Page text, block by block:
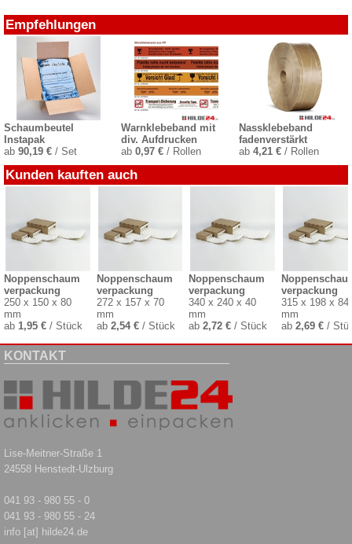
Empfehlungen
Schaumbeutel
Instapak
ab 90,19 € / Set
Warnklebeband mit
div. Aufdrucken
ab0,97 € / Rollen
Nassklebeband
fadenverstärkt
ab 4,21 €/ Rollen
Kunden kauften auch
Noppenschaum
verpackung
250 x 150 x 80
mm
ab 1,95 € / Stück
Noppenschaum
verpackung
272 x 157 x 70
mm
ab 2,54 €/ Stück
Noppenschaum
verpackung
340 x 240 x 40
mm
ab2,72 € / Stück
Noppen
verpackung
315 x 198 x 84
mm
ab 2,69 €/
KONTAKT
Lise-Meitner-Straße 1
24558 Henstedt-Ulzburg
041 93 - 980 55 - 0
041 93 - 980 55 - 24
info [at] hilde24.de